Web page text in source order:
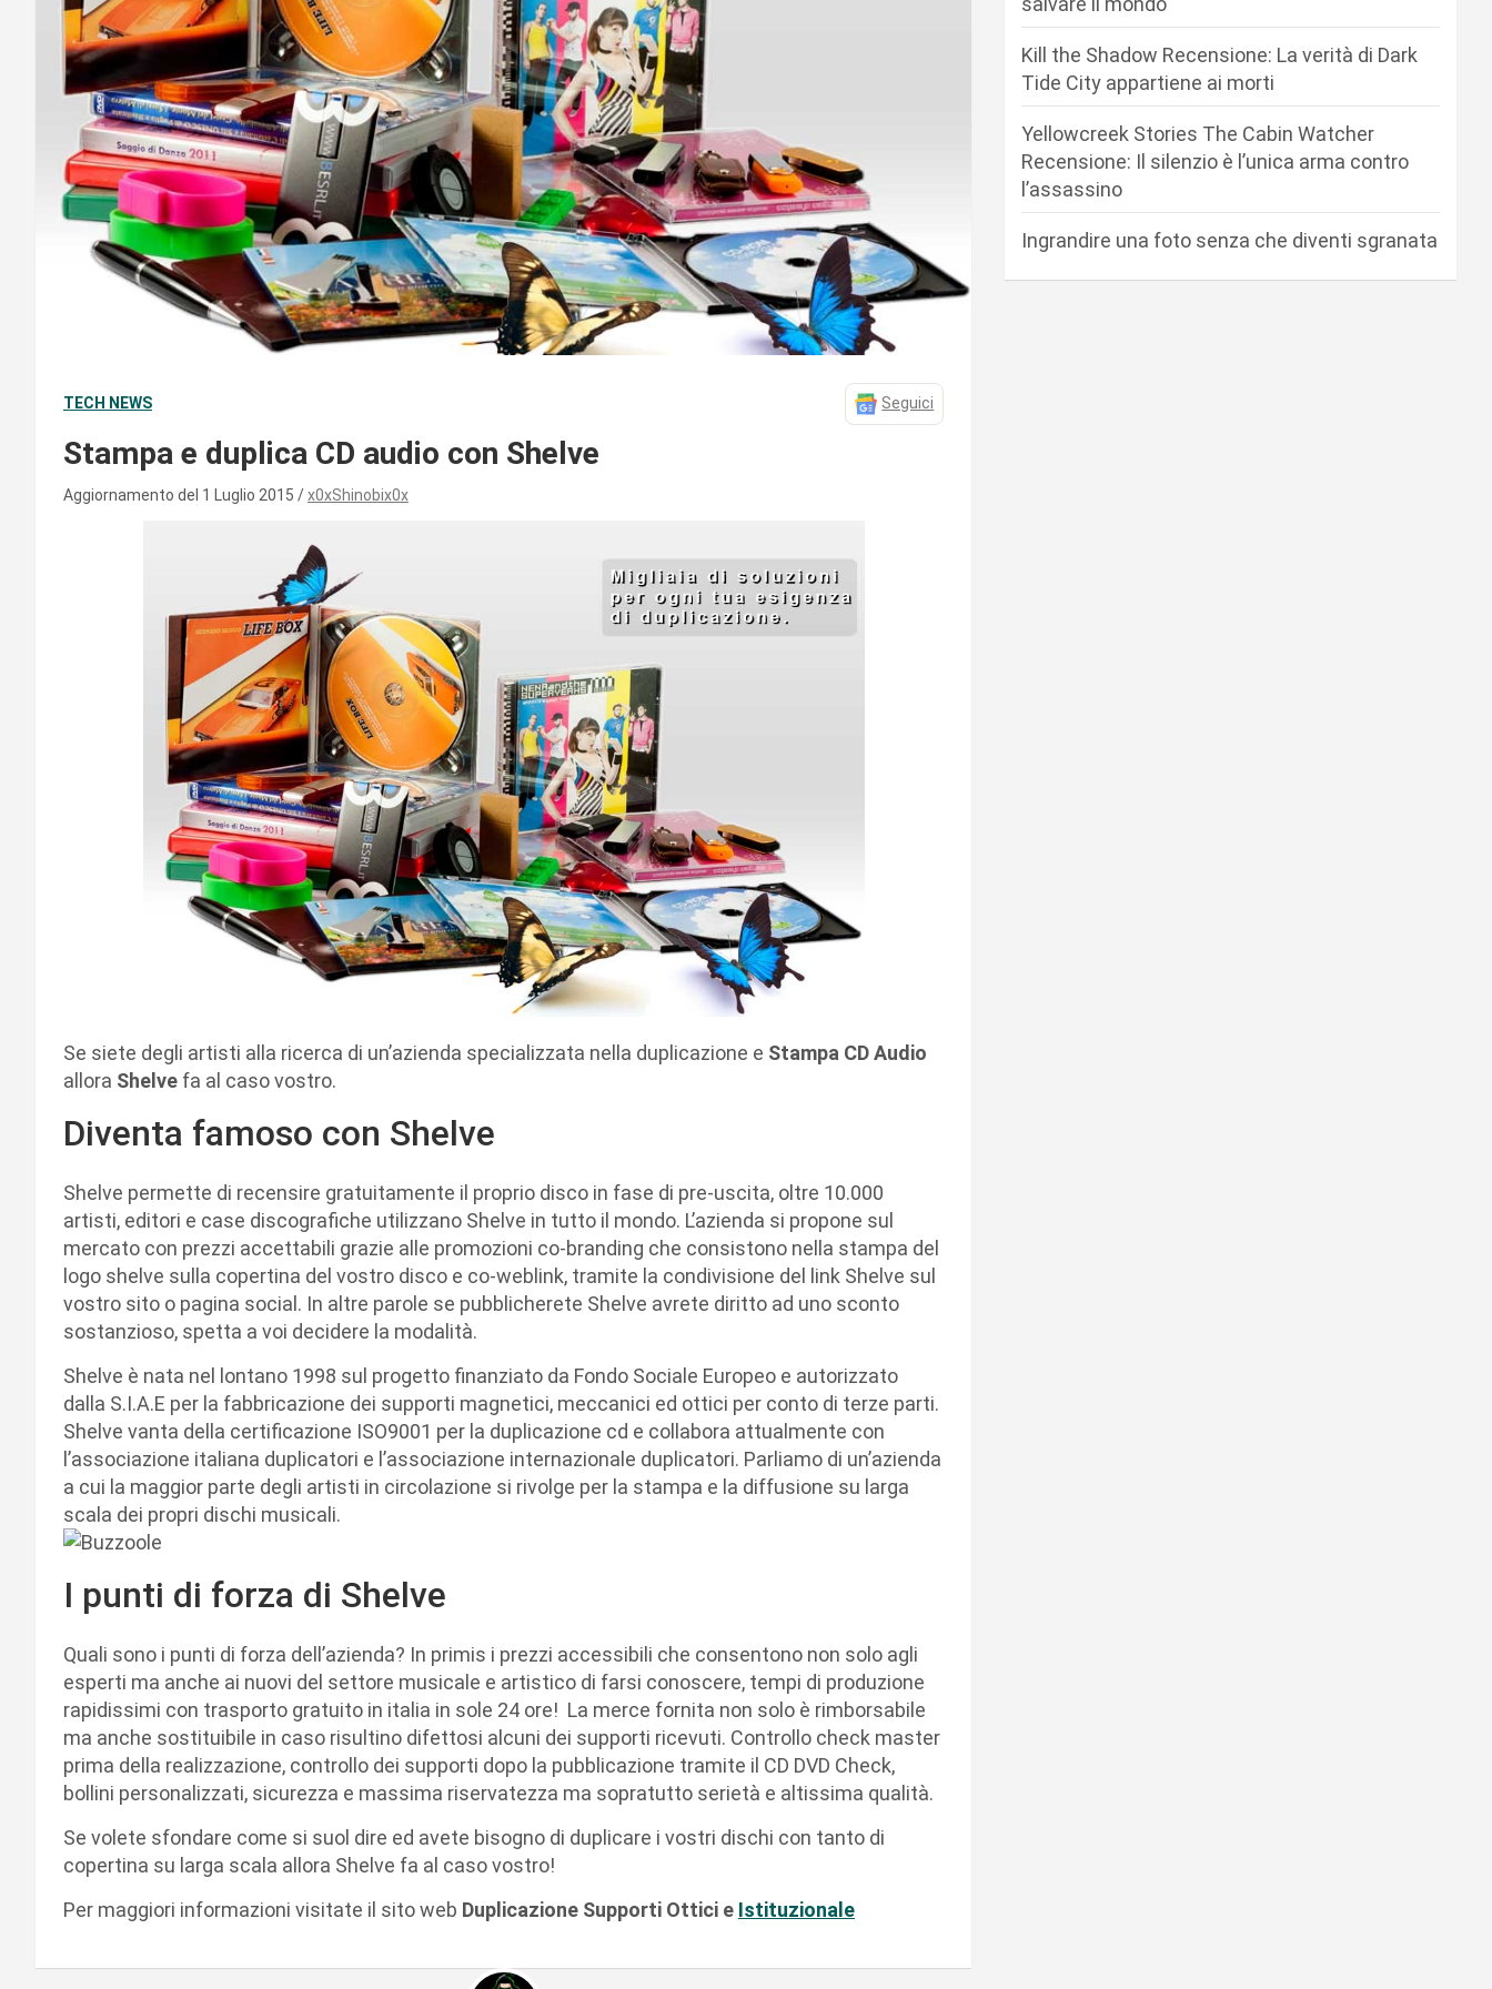
TECH NEWS Seguici
Stampa e duplica CD audio con Shelve
Aggiornamento del 1 Luglio 2015 x0xShinobix0x
Se siete degli artisti alla ricerca di un’azienda specializzata nella duplicazione e Stampa CD Audio
allora Shelve fa al caso vostro.
Diventa famoso con Shelve
Shelve permette di recensire gratuitamente il proprio disco in fase di pre-uscita, oltre 10.000
artisti, editori e case discografiche utilizzano Shelve in tutto il mondo. L’azienda si propone sul
mercato con prezzi accettabili grazie alle promozioni co-branding che consistono nella stampa del
logo shelve sulla copertina del vostro disco e co-weblink, tramite la condivisione del link Shelve sul
vostro sito o pagina social. In altre parole se pubblicherete Shelve avrete diritto ad uno sconto
sostanzioso, spetta a voi decidere la modalità.
Shelve è nata nel lontano 1998 sul progetto finanziato da Fondo Sociale Europeo e autorizzato
dalla S.I.A.E per la fabbricazione dei supporti magnetici, meccanici ed ottici per conto di terze parti.
Shelve vanta della certificazione ISO9001 per la duplicazione cd e collabora attualmente con
l’associazione italiana duplicatori e l’associazione internazionale duplicatori. Parliamo di un’azienda
a cui la maggior parte degli artisti in circolazione si rivolge per la stampa e la diffusione su larga
scala dei propri dischi musicali.
I punti di forza di Shelve
Quali sono i punti di forza dell’azienda? In primis i prezzi accessibili che consentono non solo agli
esperti ma anche ai nuovi del settore musicale e artistico di farsi conoscere, tempi di produzione
rapidissimi con trasporto gratuito in italia in sole 24 ore! La merce fornita non solo è rimborsabile
ma anche sostituibile in caso risultino difettosi alcuni dei supporti ricevuti. Controllo check master
prima della realizzazione, controllo dei supporti dopo la pubblicazione tramite il CD DVD Check,
bollini personalizzati, sicurezza e massima riservatezza ma sopratutto serietà e altissima qualità.
Se volete sfondare come si suol dire ed avete bisogno di duplicare i vostri dischi con tanto di
copertina su larga scala allora Shelve fa al caso vostro!
Per maggiori informazioni visitate il sito web Duplicazione Supporti Ottici e Istituzionale
Kill the Shadow Recensione: La verità di Dark
Tide City appartiene ai morti
Yellowcreek Stories The Cabin Watcher
Recensione: Il silenzio è l’unica arma contro
l’assassino
Ingrandire una foto senza che diventi sgranata